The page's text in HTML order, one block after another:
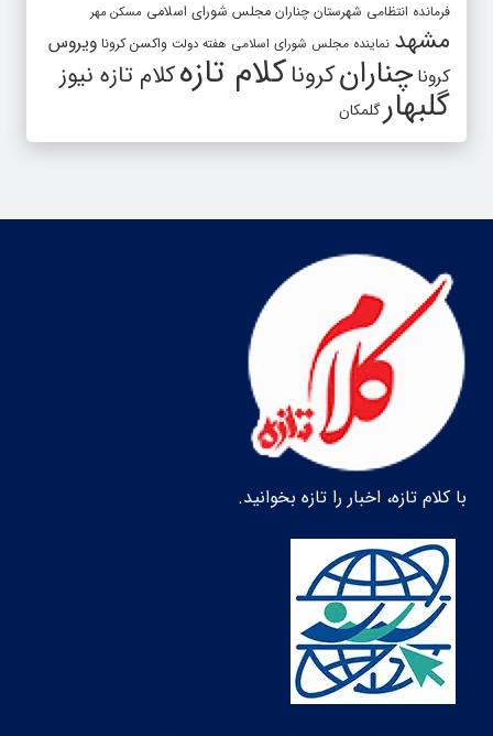
فرمانده انتظامی شهرستان چناران مجلس شورای اسلامی مسکن مهر
مشهد نماینده مجلس شورای اسلامی هفته دولت واکسن کرونا ویروس
کرونا چنارانکروناکلام تازهکلام تازه نیوز
گلبهارگلمکان
با کلام تازه، اخبار را تازه بخوانید.